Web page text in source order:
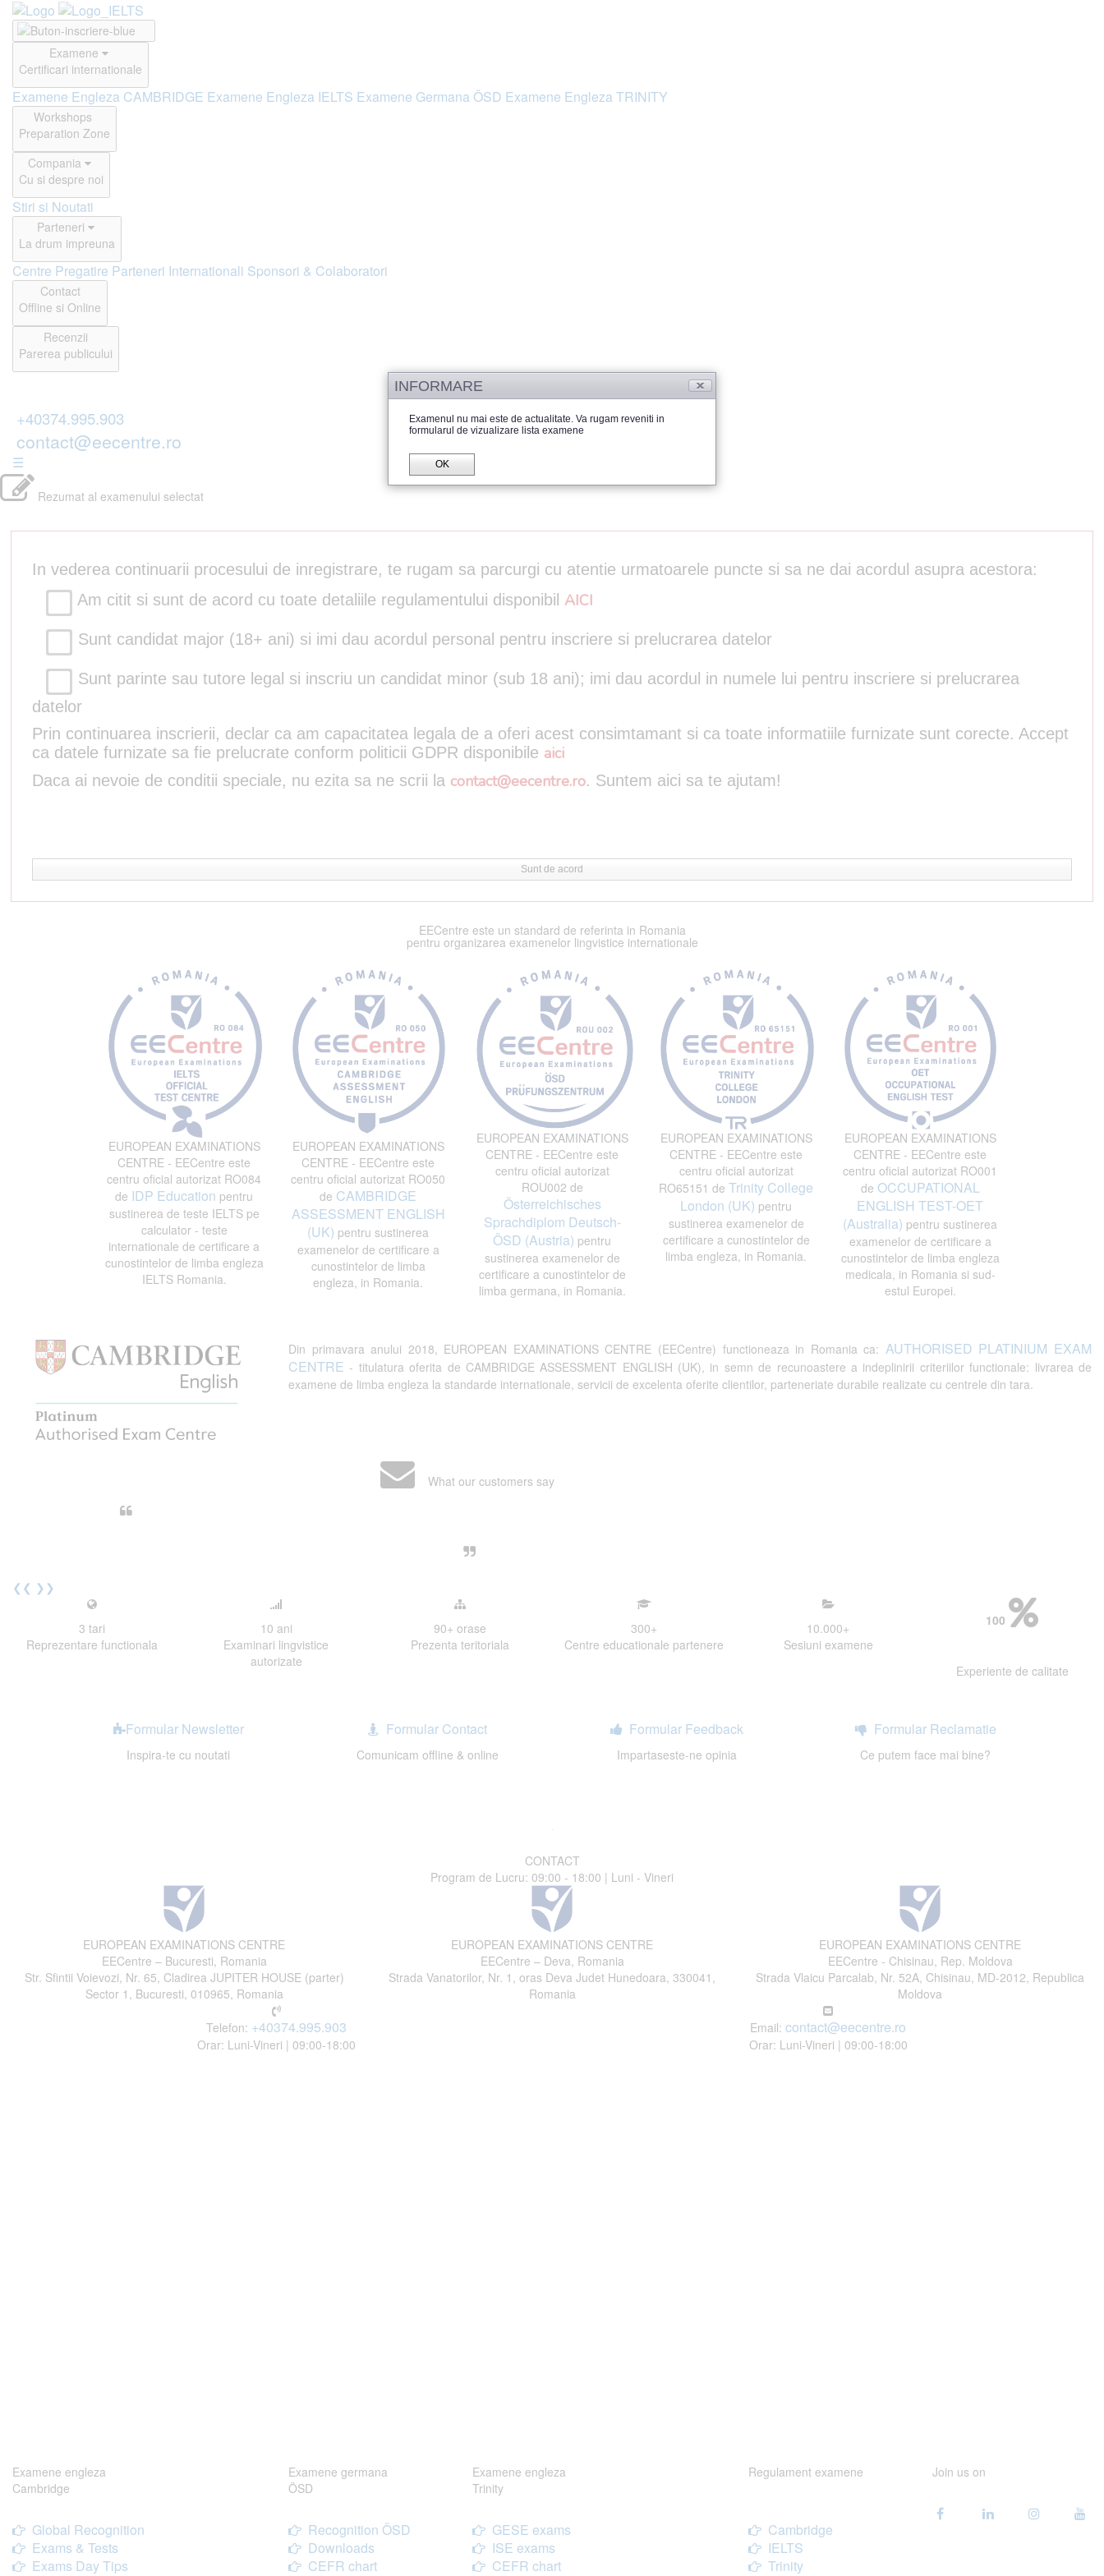
Examene
Certificari internationale
Examene Engleza CAMBRIDGE Examene Engleza IELTS Examene Germana ÖSD Examene Engleza TRINITY
Workshops
Preparation Zone
Compania
Cu si despre noi
Stiri si Noutati
Parteneri
La drum impreuna
Centre Pregatire Parteneri Internationali Sponsori & Colaboratori
Contact
Offline si Online
Recenzii
Parerea publicului
+40374.995.903
contact@eecentre.ro
☰
Rezumat al examenului selectat
In vederea continuarii procesului de inregistrare, te rugam sa parcurgi cu atentie urmatoarele puncte si sa ne dai acordul asupra acestora:
Am citit si sunt de acord cu toate detaliile regulamentului disponibil AICI
Sunt candidat major (18+ ani) si imi dau acordul personal pentru inscriere si prelucrarea datelor
Sunt parinte sau tutore legal si inscriu un candidat minor (sub 18 ani); imi dau acordul in numele lui pentru inscriere si prelucrarea
datelor
Prin continuarea inscrierii, declar ca am capacitatea legala de a oferi acest consimtamant si ca toate informatiile furnizate sunt corecte. Accept
ca datele furnizate sa fie prelucrate conform politicii GDPR disponibile aici
Daca ai nevoie de conditii speciale, nu ezita sa ne scrii la contact@eecentre.ro. Suntem aici sa te ajutam!
Sunt de acord
EECentre este un standard de referinta in Romania
pentru organizarea examenelor lingvistice internationale
EUROPEAN EXAMINATIONS
CENTRE - EECentre este
centru oficial autorizat RO084
de IDP Education pentru
sustinerea de teste IELTS pe
calculator - teste
internationale de certificare a
cunostintelor de limba engleza
IELTS Romania.
EUROPEAN EXAMINATIONS
CENTRE - EECentre este
centru oficial autorizat RO050
de CAMBRIDGE
ASSESSMENT ENGLISH
(UK) pentru sustinerea
examenelor de certificare a
cunostintelor de limba
engleza, in Romania.
EUROPEAN EXAMINATIONS
CENTRE - EECentre este
centru oficial autorizat
ROU002 de
Österreichisches
Sprachdiplom Deutsch-
ÖSD (Austria) pentru
sustinerea examenelor de
certificare a cunostintelor de
limba germana, in Romania.
EUROPEAN EXAMINATIONS
CENTRE - EECentre este
centru oficial autorizat
RO65151 de Trinity College
London (UK) pentru
sustinerea examenelor de
certificare a cunostintelor de
limba engleza, in Romania.
EUROPEAN EXAMINATIONS
CENTRE - EECentre este
centru oficial autorizat RO001
de OCCUPATIONAL
ENGLISH TEST-OET
(Australia) pentru sustinerea
examenelor de certificare a
cunostintelor de limba engleza
medicala, in Romania si sud-
estul Europei.
Din primavara anului 2018, EUROPEAN EXAMINATIONS CENTRE (EECentre) functioneaza in Romania ca: AUTHORISED PLATINIUM EXAM
CENTRE - titulatura oferita de CAMBRIDGE ASSESSMENT ENGLISH (UK), in semn de recunoastere a indeplinirii criteriilor functionale: livrarea de
examene de limba engleza la standarde internationale, servicii de excelenta oferite clientilor, parteneriate durabile realizate cu centrele din tara.
What our customers say
cu nerabdare urmatoarea sesiune de examinare.
❮❮ ❯❯
3 tari
Reprezentare functionala
10 ani
Examinari lingvistice
autorizate
90+ orase
Prezenta teritoriala
300+
Centre educationale partenere
10.000+
Sesiuni examene
100
Experiente de calitate
Formular Newsletter
Inspira-te cu noutati
Formular Contact
Comunicam offline & online
Formular Feedback
Impartaseste-ne opinia
Formular Reclamatie
Ce putem face mai bine?
CONTACT
Program de Lucru: 09:00 - 18:00 | Luni - Vineri
EUROPEAN EXAMINATIONS CENTRE
EECentre – Bucuresti, Romania
Str. Sfintii Voievozi, Nr. 65, Cladirea JUPITER HOUSE (parter)
Sector 1, Bucuresti, 010965, Romania
EUROPEAN EXAMINATIONS CENTRE
EECentre – Deva, Romania
Strada Vanatorilor, Nr. 1, oras Deva Judet Hunedoara, 330041,
Romania
EUROPEAN EXAMINATIONS CENTRE
EECentre - Chisinau, Rep. Moldova
Strada Vlaicu Parcalab, Nr. 52A, Chisinau, MD-2012, Republica
Moldova
Telefon: +40374.995.903
Orar: Luni-Vineri | 09:00-18:00
Email: contact@eecentre.ro
Orar: Luni-Vineri | 09:00-18:00
Examene engleza
Cambridge
Global Recognition
Exams & Tests
Exams Day Tips
Examene germana
ÖSD
Recognition ÖSD
Downloads
CEFR chart
Examene engleza
Trinity
GESE exams
ISE exams
CEFR chart
Regulament examene
Cambridge
IELTS
Trinity
Join us on
INFORMARE
Examenul nu mai este de actualitate. Va rugam reveniti in
formularul de vizualizare lista examene
OK